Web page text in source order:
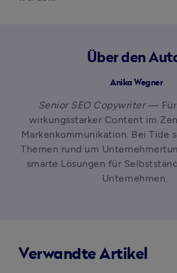
Über den
Anika Wegner
Senior SEO Copywriter — Für
wirkungsstarker Content im
Markenkommunikation. Bei Tide
Themen rund um
smarte Lösungen für
Unternehmen.
Verwandte Artikel